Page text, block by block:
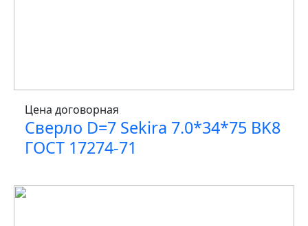
Цена договорная
Сверло D=7 Sekira 7.0*34*75 BK8
ГОСТ 17274-71